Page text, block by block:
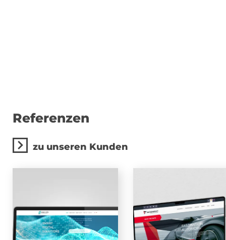
Referenzen
zu unseren Kunden